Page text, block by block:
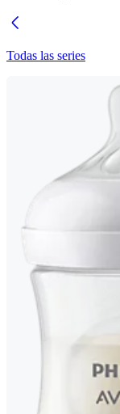
Todas las series